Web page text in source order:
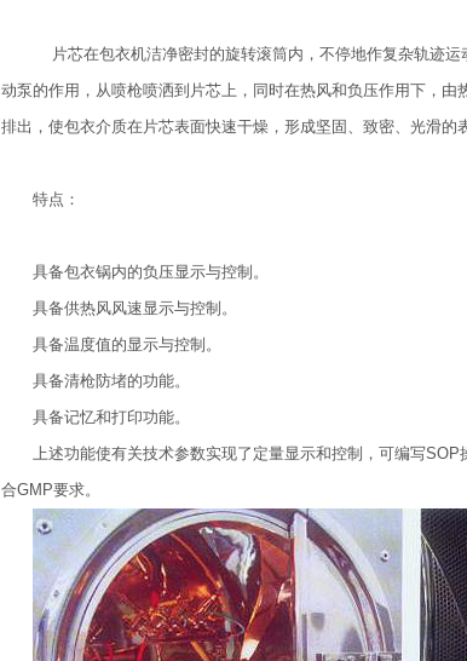
片芯在包衣机洁净密封的旋转滚筒内，不停地作复杂轨迹
动泵的作用，从喷枪喷洒到片芯上，同时在热风和负压作用下，
排出，使包衣介质在片芯表面快速干燥，形成坚固、致密、光滑的
特点：
具备包衣锅内的负压显示与控制。
具备供热风风速显示与控制。
具备温度值的显示与控制。
具备清枪防堵的功能。
具备记忆和打印功能。
上述功能使有关技术参数实现了定量显示和控制，可编写
合GMP要求。